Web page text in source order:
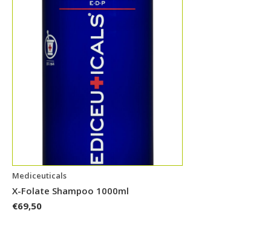
Mediceuticals
X-Folate Shampoo 1000ml
€69,50